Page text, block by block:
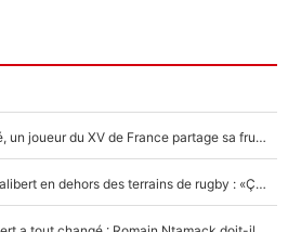
Mis de côté par Fabien Galthié, un joueur du XV de France partage sa frustration : «ils ne me l’ont pas dit tout de suite»
La raison d'être de Matthieu Jalibert en dehors des terrains de rugby : «Ça m'atteint autant que si tu touches à un membre de ma famille»